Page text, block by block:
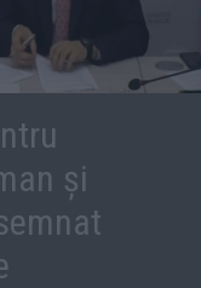
și